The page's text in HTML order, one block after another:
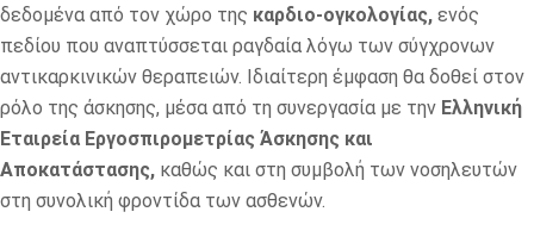
δεδομένα από τον χώρο της καρδιο-ογκολογίας, ενός
πεδίου που αναπτύσσεται ραγδαία λόγω των σύγχρονων
αντικαρκινικών θεραπειών. Ιδιαίτερη έμφαση θα δοθεί στον
ρόλο της άσκησης, μέσα από τη συνεργασία με την Ελληνική
Εταιρεία Εργοσπιρομετρίας Άσκησης και
Αποκατάστασης, καθώς και στη συμβολή των νοσηλευτών
στη συνολική φροντίδα των ασθενών.